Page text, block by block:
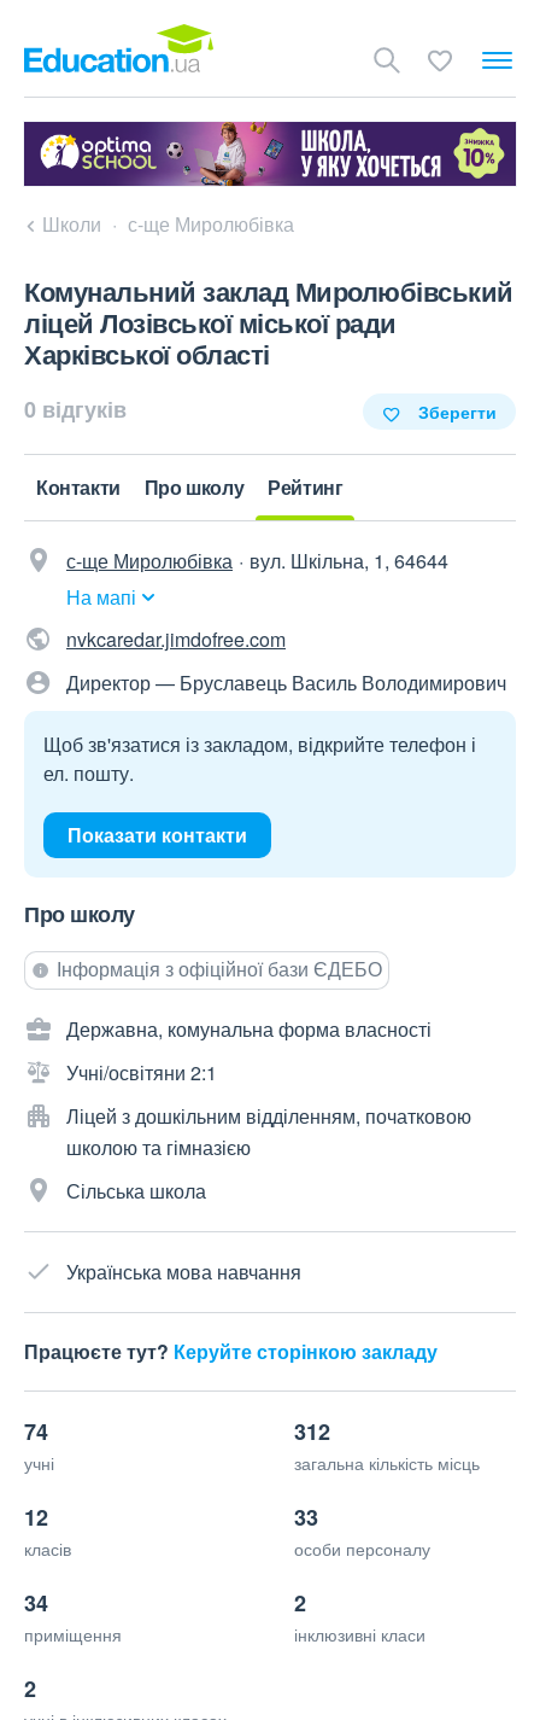
Школи с-ще Миролюбівка
Комунальний заклад Миролюбівський
ліцей Лозівської міської ради
Харківської області
0 відгуків Зберегти
Контакти Про школу Рейтинг
с-ще Миролюбівка
вул. Шкільна, 1, 64644
На мапі
nvkcaredar.jimdofree.com
Директор — Бруславець Василь Володимирович
Щоб зв'язатися із закладом, відкрийте телефон і
ел. пошту.
Показати контакти
Про школу
Інформація з офіційної бази ЄДЕБО
Державна, комунальна форма власності
Учні/освітяни 2:1
Ліцей з дошкільним відділенням, початковою
школою та гімназією
Сільська школа
Українська мова навчання
Працюєте тут? Керуйте сторінкою закладу
74
учні
312
загальна кількість місць
12
класів
33
особи персоналу
34
приміщення
2
інклюзивні класи
2